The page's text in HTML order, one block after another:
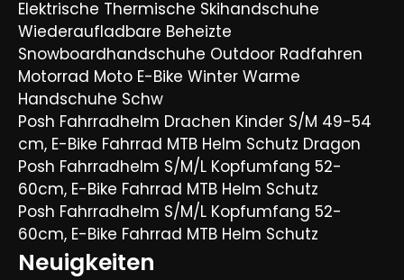
Elektrische Thermische Skihandschuhe
Wiederaufladbare Beheizte
Snowboardhandschuhe Outdoor Radfahren
Motorrad Moto E-Bike Winter Warme
Handschuhe Schw
Posh Fahrradhelm Drachen Kinder S/M 49-54
cm, E-Bike Fahrrad MTB Helm Schutz Dragon
Posh Fahrradhelm S/M/L Kopfumfang 52-
60cm, E-Bike Fahrrad MTB Helm Schutz
Posh Fahrradhelm S/M/L Kopfumfang 52-
60cm, E-Bike Fahrrad MTB Helm Schutz
Neuigkeiten